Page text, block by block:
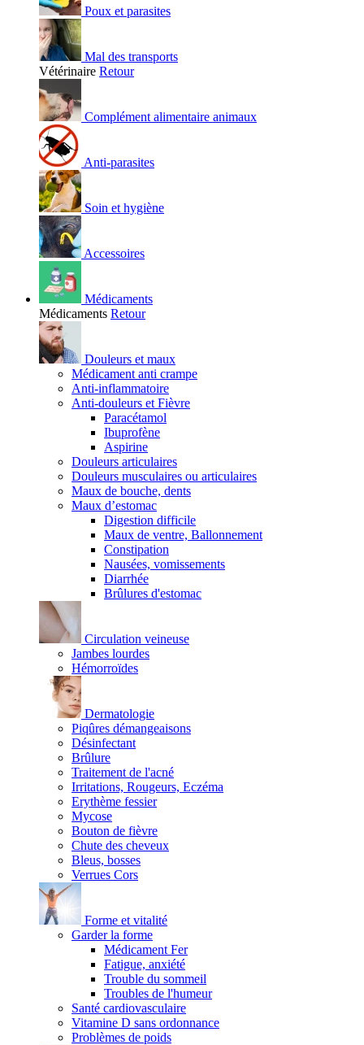
Poux et parasites
Mal des transports
Vétérinaire Retour
Complément alimentaire animaux
Anti-parasites
Soin et hygiène
Accessoires
Médicaments
Médicaments Retour
Douleurs et maux
Médicament anti crampe
Anti-inflammatoire
Anti-douleurs et Fièvre
Paracétamol
Ibuprofène
Aspirine
Douleurs articulaires
Douleurs musculaires ou articulaires
Maux de bouche, dents
Maux d’estomac
Digestion difficile
Maux de ventre, Ballonnement
Constipation
Nausées, vomissements
Diarrhée
Brûlures d'estomac
Circulation veineuse
Jambes lourdes
Hémorroïdes
Dermatologie
Piqûres démangeaisons
Désinfectant
Brûlure
Traitement de l'acné
Irritations, Rougeurs, Eczéma
Erythème fessier
Mycose
Bouton de fièvre
Chute des cheveux
Bleus, bosses
Verrues Cors
Forme et vitalité
Garder la forme
Médicament Fer
Fatigue, anxiété
Trouble du sommeil
Troubles de l'humeur
Santé cardiovasculaire
Vitamine D sans ordonnance
Problèmes de poids